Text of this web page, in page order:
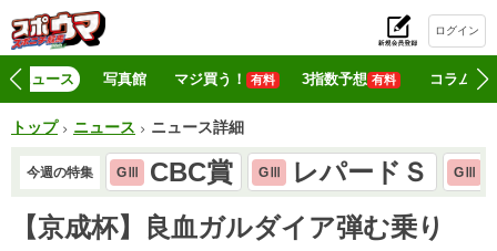
ログイン
ニュース 写真館 マジ買う！ 有料 3指数予想 有料 コラム
トップ ニュース ニュース詳細
今週の特集 GⅢ CBC賞 GⅢ レパードＳ GⅢ
【京成杯】良血ガルダイア弾む乗り